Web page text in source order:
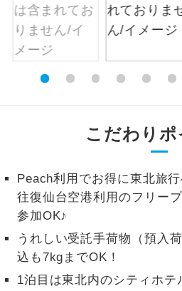
こだわりポ
Peach利用でお得に東北旅
往復仙台空港利用のフリー
参加OK♪
うれしい受託手荷物（預入
込も7kgまでOK！
1泊目は東北内のシティホテ
大浴場
く）
だけます。
ホン
をじっくり聞
1名様催行
2名様催行